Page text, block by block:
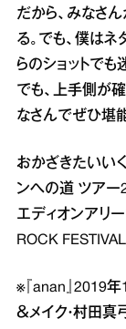
だから、みなさ
る。でも、僕は
らのショットでも
でも、上手側が
なさんでぜひ堪
おかざきたいい
ンへの道 ツアー
エディオンアリ
ROCK FESTIVAL
※『anan』2019
＆メイク・村田